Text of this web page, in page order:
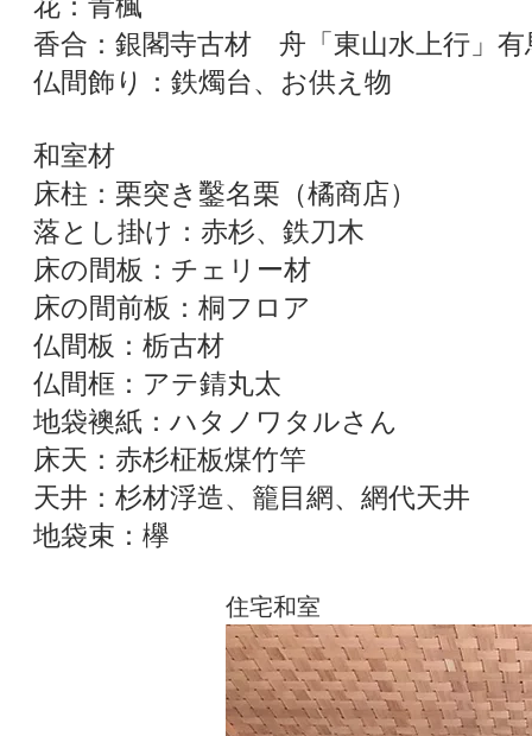
花：青楓
香合：銀閣寺古材 舟「東山水上行」有
仏間飾り：鉄燭台、お供え物
和室材
床柱：栗突き鑿名栗（橘商店）
落とし掛け：赤杉、鉄刀木
床の間板：チェリー材
床の間前板：桐フロア
仏間板：栃古材
仏間框：アテ錆丸太
地袋襖紙：ハタノワタルさん
床天：赤杉柾板煤竹竿
​天井：杉材浮造、籠目網、網代天井
地袋束：欅
住宅和室